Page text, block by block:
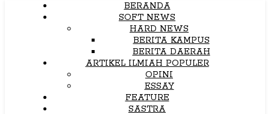
BERANDA
SOFT NEWS
HARD NEWS
BERITA KAMPUS
BERITA DAERAH
ARTIKEL ILMIAH POPULER
OPINI
ESSAY
FEATURE
SASTRA